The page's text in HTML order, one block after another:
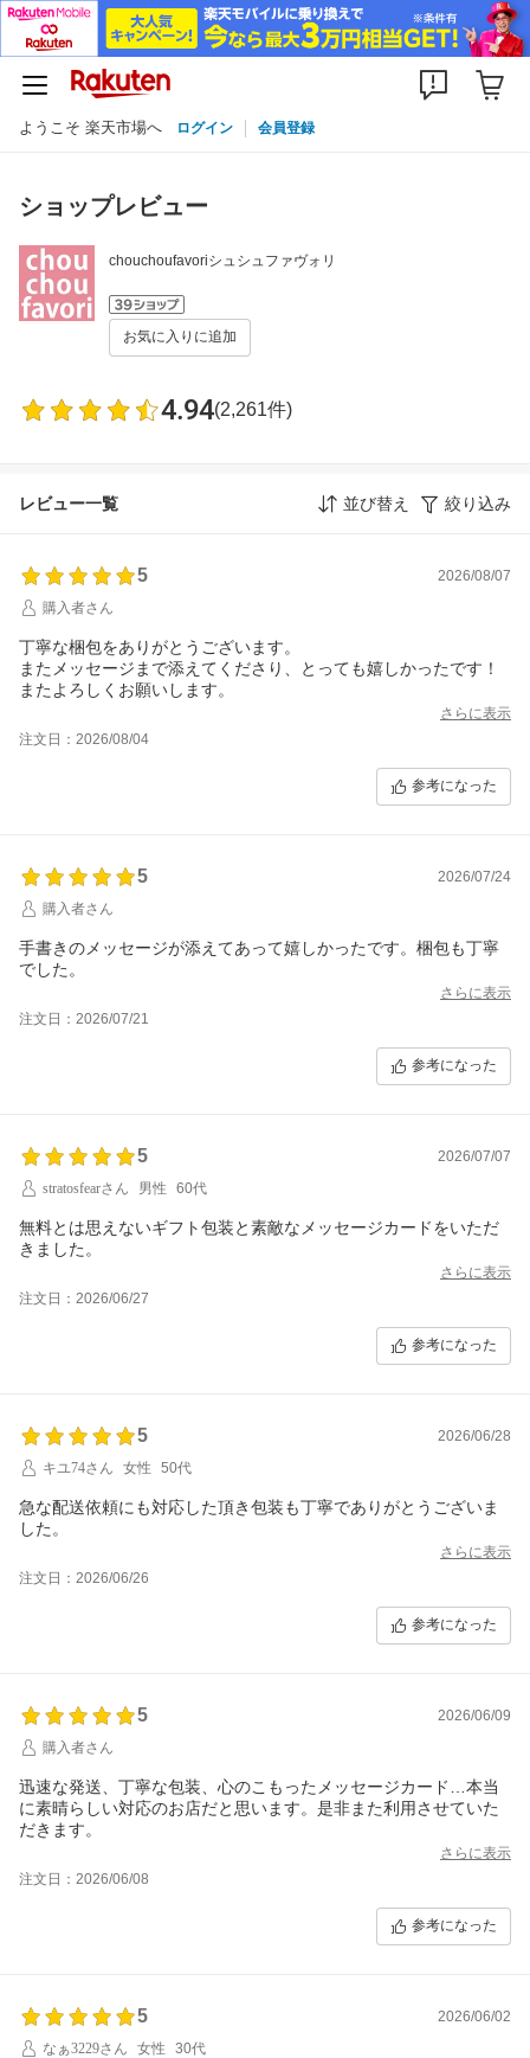
ようこそ 楽天市場へ ログイン 会員登録
ショップレビュー
chouchoufavoriシュシュファヴォリ
お気に入りに追加
4.94(2,261件)
レビュー一覧 並び替え 絞り込み
5
2026/08/07
購入者さん
丁寧な梱包をありがとうございます。
またメッセージまで添えてくださり、とっても嬉しかったです！
またよろしくお願いします。
さらに表示
注文日：2026/08/04
参考になった
5
2026/07/24
購入者さん
手書きのメッセージが添えてあって嬉しかったです。梱包も丁寧
でした。
さらに表示
注文日：2026/07/21
参考になった
5
2026/07/07
stratosfearさん
男性 60代
無料とは思えないギフト包装と素敵なメッセージカードをいただ
きました。
さらに表示
注文日：2026/06/27
参考になった
5
2026/06/28
キユ74さん
女性 50代
急な配送依頼にも対応した頂き包装も丁寧でありがとうございま
した。
さらに表示
注文日：2026/06/26
参考になった
5
2026/06/09
購入者さん
迅速な発送、丁寧な包装、心のこもったメッセージカード…本当
に素晴らしい対応のお店だと思います。是非また利用させていた
だきます。
さらに表示
注文日：2026/06/08
参考になった
5
2026/06/02
なぁ3229さん
女性 30代